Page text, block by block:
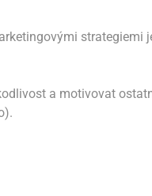
strategiemi
a motivovat